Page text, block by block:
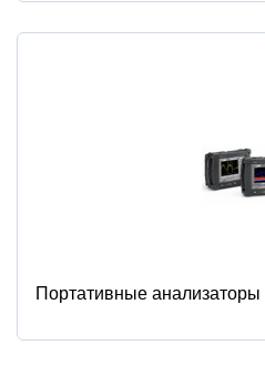
Портативные